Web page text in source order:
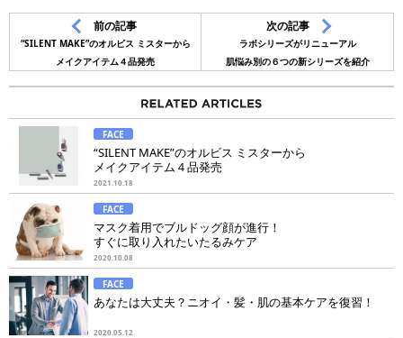
前の記事
“SILENT MAKE”のオルビス ミスターから
メイクアイテム４品発売
次の記事
ラボシリーズがリニューアル
肌悩み別の６つの新シリーズを紹介
FACE
“SILENT MAKE”のオルビス ミスターから
メイクアイテム４品発売
2021.10.18
FACE
マスク着用でブルドッグ顔が進行！
すぐに取り入れたいたるみケア
2020.10.08
FACE
あなたは大丈夫？ニオイ・髪・肌の基本ケアを復習！
2020.05.12